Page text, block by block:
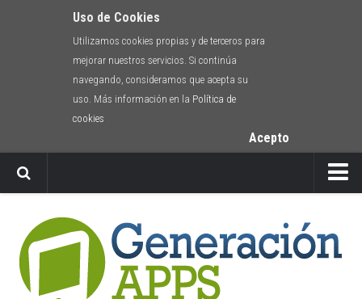
Uso de Cookies
Utilizamos cookies propias y de terceros para
mejorar nuestros servicios. Si continúa
navegando, consideramos que acepta su
uso. Más información en la Política de
cookies
Acepto
Envíanos tu app